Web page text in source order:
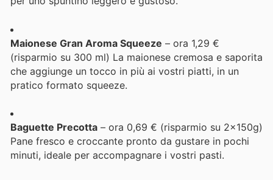
Maionese Gran Aroma Squeeze – ora 1,29 €
(risparmio su 300 ml) La maionese cremosa e saporita
che aggiunge un tocco in più ai vostri piatti, in un
pratico formato squeeze.
Baguette Precotta – ora 0,69 € (risparmio su 2x150g)
Pane fresco e croccante pronto da gustare in pochi
minuti, ideale per accompagnare i vostri pasti.